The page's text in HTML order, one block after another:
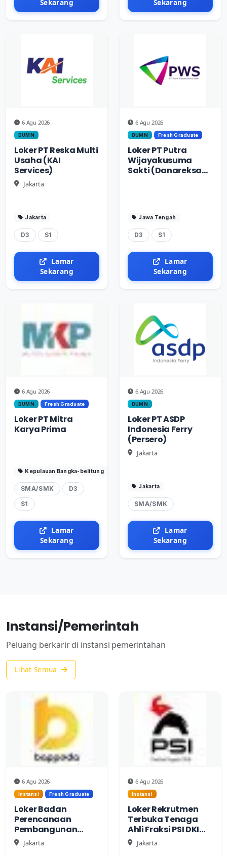
Sekarang Sekarang
6 Agu 2026
BUMN
Loker PT Reska Multi
Usaha (KAI
Services)
Jakarta
Jakarta
D3 S1
Lamar
Sekarang
6 Agu 2026
BUMN Fresh Graduate
Loker PT Putra
Wijayakusuma
Sakti (Danareksa
Jawa Tengah
D3 S1
Lamar
Sekarang
6 Agu 2026
BUMN Fresh Graduate
Loker PT Mitra
Karya Prima
Kepulauan Bangka-belitung
SMA/SMK
D3
S1
Lamar
Sekarang
6 Agu 2026
BUMN
Loker PT ASDP
Indonesia Ferry
(Persero)
Jakarta
Jakarta
SMA/SMK
Lamar
Sekarang
Instansi/Pemerintah
Peluang berkarir di instansi pemerintahan
Lihat Semua
6 Agu 2026
Instansi Fresh Graduate
Loker Badan
Perencanaan
Pembangunan
Daerah (Bappeda)
DKI Jakarta
Jakarta
6 Agu 2026
Instansi
Loker Rekrutmen
Terbuka Tenaga
Ahli Fraksi PSI DKI
Jakarta
Jakarta